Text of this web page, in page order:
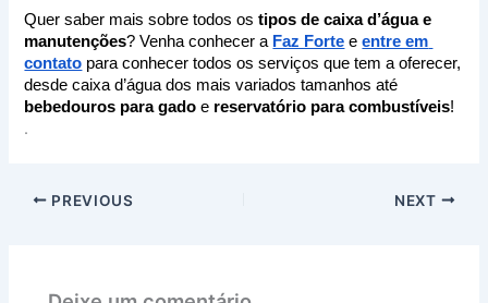
Quer saber mais sobre todos os tipos de caixa d’água e
manutenções? Venha conhecer a Faz Forte e entre em
contato para conhecer todos os serviços que tem a oferecer,
bebedouros para gado e reservatório para combustíveis!
.
PREVIOUS NEXT